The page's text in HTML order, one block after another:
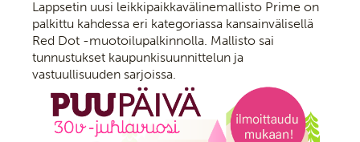
Lappsetin uusi leikkipaikkavälinemallisto Prime on
palkittu kahdessa eri kategoriassa kansainvälisellä
Red Dot -muotoilupalkinnolla. Mallisto sai
tunnustukset kaupunkisuunnittelun ja
vastuullisuuden sarjoissa.